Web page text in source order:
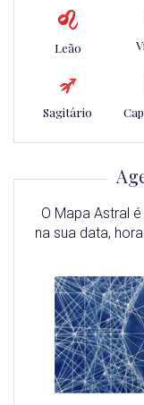
Leão
Sagitário
O Mapa Astral
na sua data,